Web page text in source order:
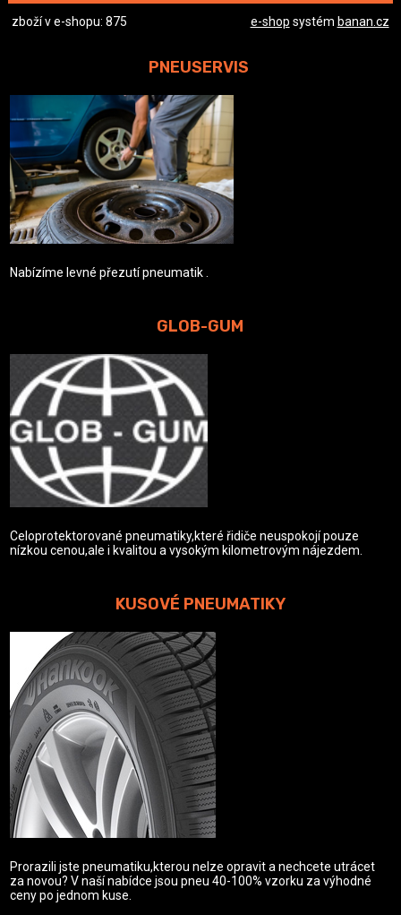
zboží v e-shopu: 875 e-shop systém banan.cz
PNEUSERVIS
Nabízíme levné přezutí pneumatik .
GLOB-GUM
Celoprotektorované pneumatiky,které řidiče neuspokojí pouze
nízkou cenou,ale i kvalitou a vysokým kilometrovým nájezdem.
KUSOVÉ PNEUMATIKY
Prorazili jste pneumatiku,kterou nelze opravit a nechcete utrácet
za novou? V naší nabídce jsou pneu 40-100% vzorku za výhodné
ceny po jednom kuse.